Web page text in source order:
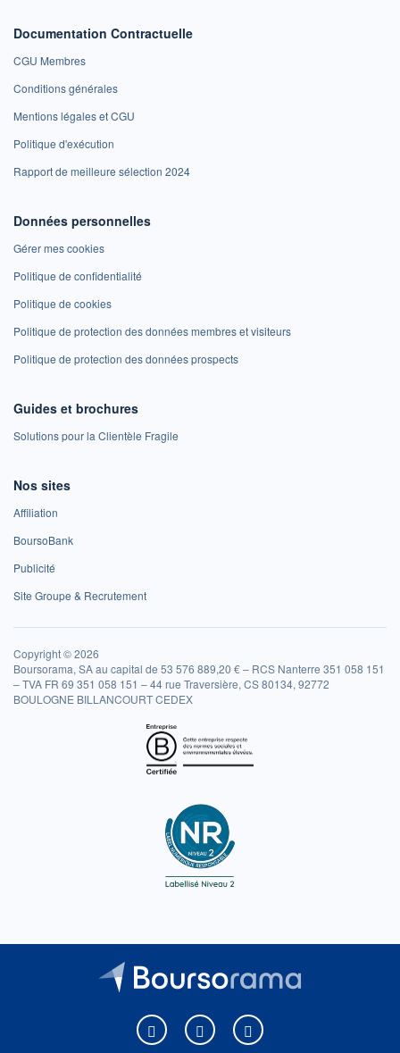
Documentation Contractuelle
CGU Membres
Conditions générales
Mentions légales et CGU
Politique d'exécution
Rapport de meilleure sélection 2024
Données personnelles
Gérer mes cookies
Politique de confidentialité
Politique de cookies
Politique de protection des données membres et visiteurs
Politique de protection des données prospects
Guides et brochures
Solutions pour la Clientèle Fragile
Nos sites
Affiliation
BoursoBank
Publicité
Site Groupe & Recrutement
Copyright © 2026
Boursorama, SA au capital de 53 576 889,20 € – RCS Nanterre 351 058 151
– TVA FR 69 351 058 151 – 44 rue Traversière, CS 80134, 92772
BOULOGNE BILLANCOURT CEDEX
Boursorama sur Facebook
Boursorama sur XBoursorama sur